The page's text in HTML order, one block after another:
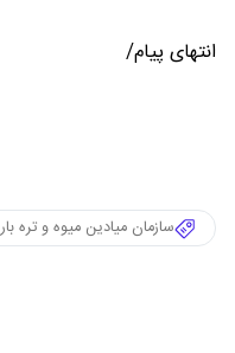
انتهای پیام/
سازمان میادین میوه و تره بار